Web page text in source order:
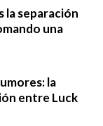
la separación
una
la
entre Luck